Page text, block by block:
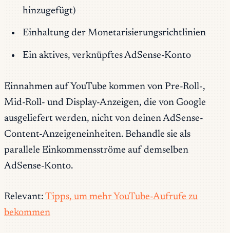
hinzugefügt)
Einhaltung der Monetarisierungsrichtlinien
Ein aktives, verknüpftes AdSense-Konto
Einnahmen auf YouTube kommen von Pre-Roll-,
Mid-Roll- und Display-Anzeigen, die von Google
ausgeliefert werden, nicht von deinen AdSense-
Content-Anzeigeneinheiten. Behandle sie als
parallele Einkommensströme auf demselben
AdSense-Konto.
Relevant: Tipps, um mehr YouTube-Aufrufe zu
bekommen